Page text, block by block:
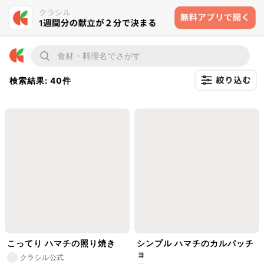
検索結果: 40件
こってり ハマチの照り焼き
クラシル公式
シンプル ハマチのカルパッチ
ョ